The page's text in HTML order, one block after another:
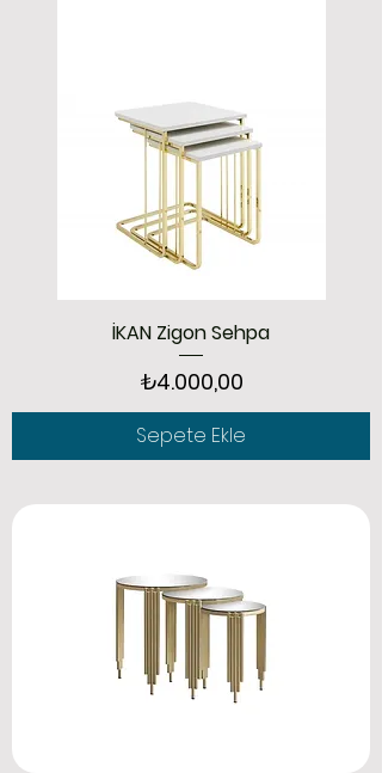
İKAN Zigon Sehpa
Fiyat
₺4.000,00
Sepete Ekle